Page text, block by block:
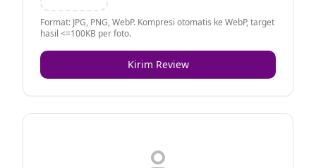
Format: JPG, PNG, WebP. Kompresi otomatis ke WebP, target
hasil <=100KB per foto.
Kirim Review